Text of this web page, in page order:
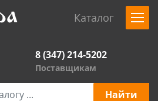
Каталог
8 (347) 214-5202
Поставщикам